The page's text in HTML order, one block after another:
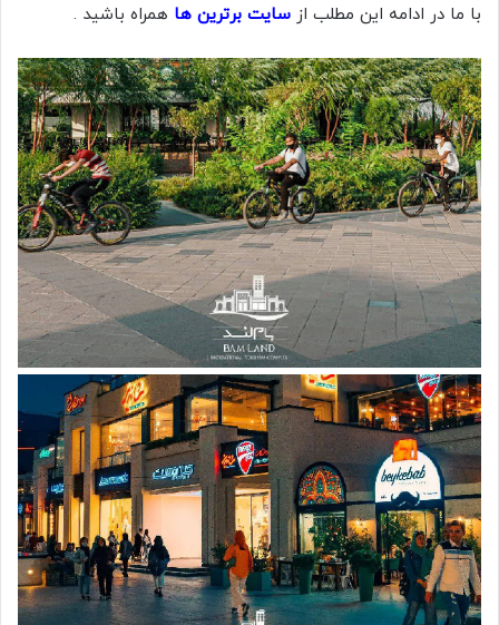
با ما در ادامه این مطلب از سایت برترین ها همراه باشید .